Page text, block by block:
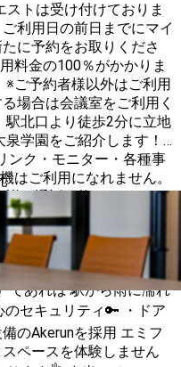
トは受け付けておりま
利用日の前日までにマイ
に予約をお取りくださ
料金の100％がかかりま
ご予約者様以外はご利用
場合は会議室をご利用く
学園をご紹介します！
ンク・モニター・各種事
はご利用になれません。
話が可能になっておりま
量などの配慮をお願いい
オ大泉学園の営業時間内
であれば 駅から雨に濡れ
を採用 エミフ
ペースを体験しません